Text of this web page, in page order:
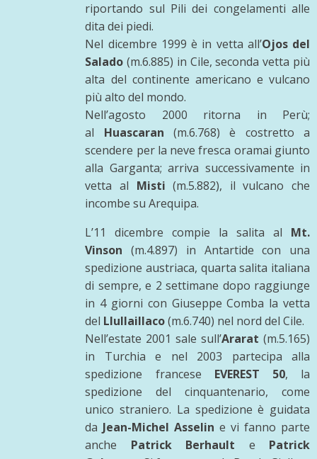
riportando sul Pili dei congelamenti alle
dita dei piedi.
Nel dicembre 1999 è in vetta all’Ojos del
Salado (m.6.885) in Cile, seconda vetta più
alta del continente americano e vulcano
più alto del mondo.
Nell’agosto 2000 ritorna in Perù;
al Huascaran (m.6.768) è costretto a
scendere per la neve fresca oramai giunto
alla Garganta; arriva successivamente in
vetta al Misti (m.5.882), il vulcano che
incombe su Arequipa.
L’11 dicembre compie la salita al Mt.
Vinson (m.4.897) in Antartide con una
spedizione austriaca, quarta salita italiana
di sempre, e 2 settimane dopo raggiunge
in 4 giorni con Giuseppe Comba la vetta
del Llullaillaco(m.6.740) nel nord del Cile.
Nell’estate 2001 sale sull’Ararat (m.5.165)
in Turchia e nel 2003 partecipa alla
spedizione francese EVEREST 50, la
spedizione del cinquantenario, come
unico straniero. La spedizione è guidata
da Jean-Michel Asselin e vi fanno parte
anche Patrick Berhault e Patrick